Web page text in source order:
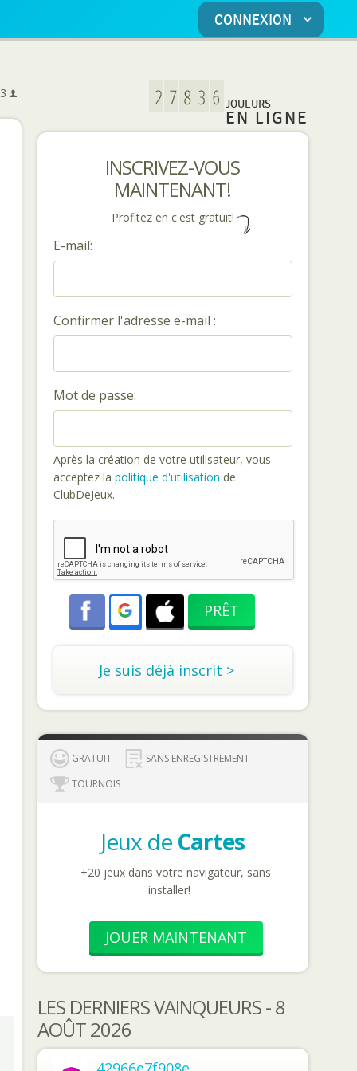
CONNEXION
5
3
JOUEURS
EN LIGNE
INSCRIVEZ-VOUS
MAINTENANT!
Profitez en c'est gratuit!
E-mail:
Confirmer l'adresse e-mail :
Mot de passe:
Après la création de votre utilisateur, vous
acceptez la politique d'utilisation de
ClubDeJeux.
Je suis déjà inscrit >
GRATUIT
SANS ENREGISTREMENT
TOURNOIS
Jeux de Cartes
+20 jeux dans votre navigateur, sans
installer!
JOUER MAINTENANT
LES DERNIERS VAINQUEURS - 8
AOÛT 2026